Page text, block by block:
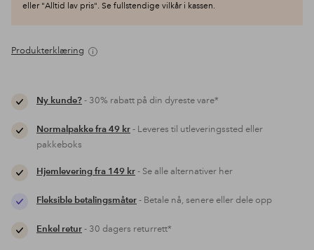
eller "Alltid lav pris". Se fullstendige vilkår i kassen.
Produkterklæring
Ny kunde?- 30% rabatt på din dyreste vare*
Normalpakke fra 49 kr- Leveres til utleveringssted eller
pakkeboks
Hjemlevering fra 149 kr- Se alle alternativer her
Fleksible betalingsmåter- Betale nå, senere eller dele opp
Enkel retur- 30 dagers returrett*